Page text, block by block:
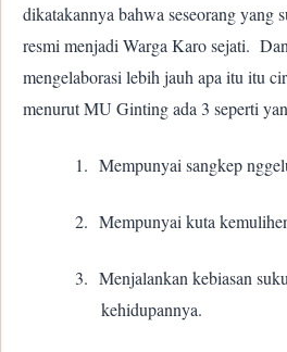
dikatakannya bahwa seseorang yang
resmi menjadi Warga Karo sejati.
mengelaborasi lebih jauh apa itu itu
menurut MU Ginting ada 3 seperti
1. Mempunyai sangkep
2. Mempunyai kuta
3. Menjalankan kebiasan
kehidupannya.